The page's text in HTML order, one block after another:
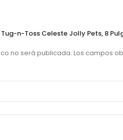
n-Toss Celeste Jolly Pets, 8
no será publicada. Los campos